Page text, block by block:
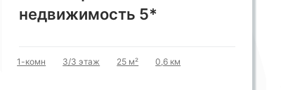
недвижимость 5*
1-комн 3/3 этаж 25 м² 0,6 км